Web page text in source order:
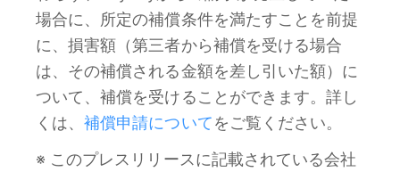
場合に、所定の補償条件を満たすことを前提
に、損害額（第三者から補償を受ける場合
は、その補償される金額を差し引いた額）に
ついて、補償を受けることができます。詳し
くは、補償申請についてをご覧ください。
※ このプレスリリースに記載されている会社